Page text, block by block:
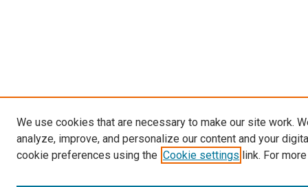
We use cookies that are necessary to make our site work.
analyze, improve, and personalize our content and your
cookie preferences using the Cookie settings link. For